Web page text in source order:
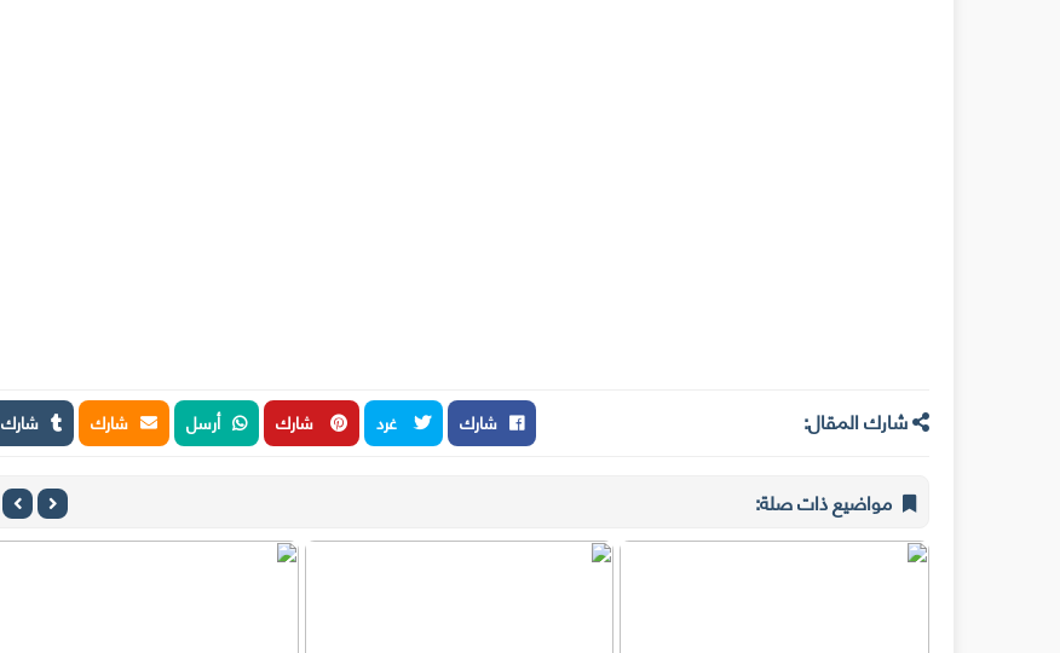
شارك المقال: شارك غرد شارك أرسل شارك شارك
مواضيع ذات صلة: